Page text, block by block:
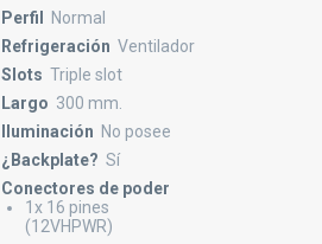
Perfil
Normal
Refrigeración Ventilador
Slots Triple slot
Largo 300 mm.
Iluminación No posee
¿Backplate? Sí
Conectores de poder
1x 16 pines
(12VHPWR)